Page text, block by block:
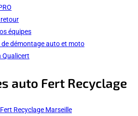
équipes
de démontage auto et moto
auto Fert Recyclage
Recyclage Marseille